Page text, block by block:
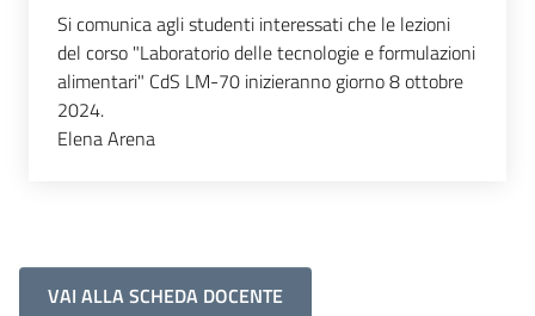
Si comunica agli studenti interessati che le lezioni
del corso "Laboratorio delle tecnologie e formulazioni
alimentari" CdS LM-70 inizieranno giorno 8 ottobre
2024.
Elena Arena
VAI ALLA SCHEDA DOCENTE